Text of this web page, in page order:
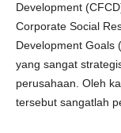
Development
Corporate Social
Development Goals
yang sangat
perusahaan. Oleh
tersebut sangatlah